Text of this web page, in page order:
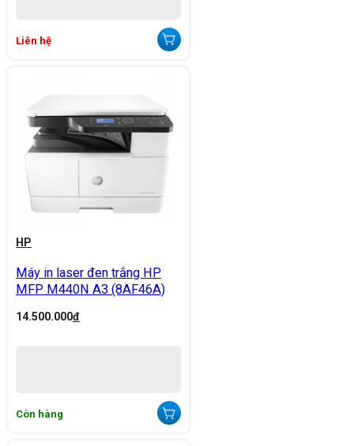
Liên hệ
HP
Máy in laser đen trắng HP
MFP M440N A3 (8AF46A)
14.500.000đ
Còn hàng